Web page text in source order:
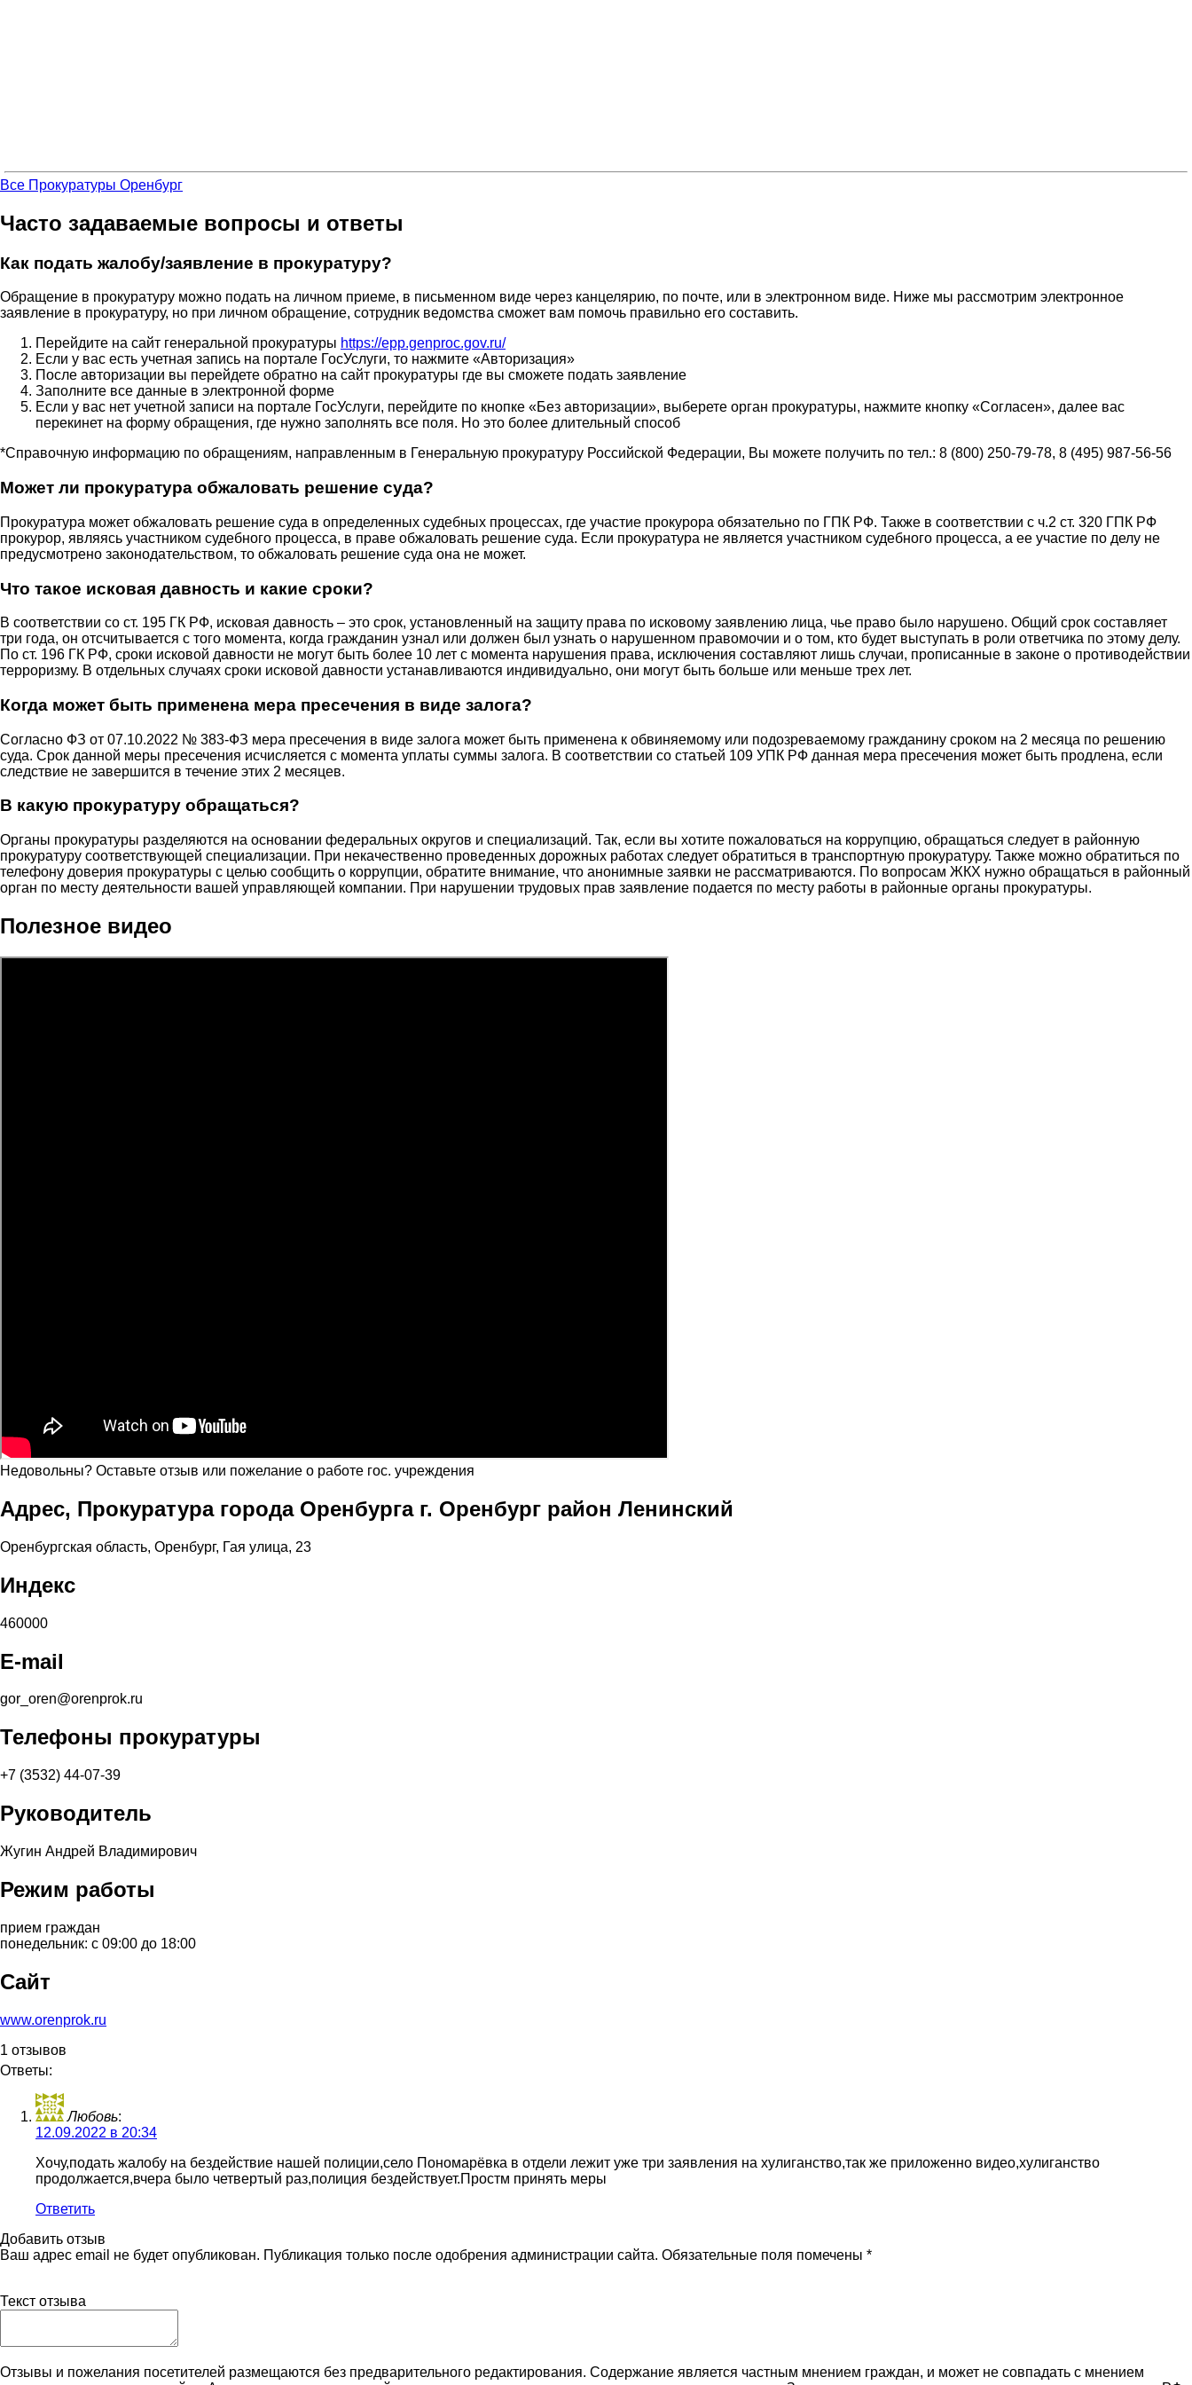
Все Прокуратуры Оренбург
Часто задаваемые вопросы и ответы
Как подать жалобу/заявление в прокуратуру?
Обращение в прокуратуру можно подать на личном приеме, в письменном виде через канцелярию, по почте, или в электронном виде. Ниже мы рассмотрим электронное
заявление в прокуратуру, но при личном обращение, сотрудник ведомства сможет вам помочь правильно его составить.
Перейдите на сайт генеральной прокуратуры https://epp.genproc.gov.ru/
Если у вас есть учетная запись на портале ГосУслуги, то нажмите «Авторизация»
После авторизации вы перейдете обратно на сайт прокуратуры где вы сможете подать заявление
Заполните все данные в электронной форме
Если у вас нет учетной записи на портале ГосУслуги, перейдите по кнопке «Без авторизации», выберете орган прокуратуры, нажмите кнопку «Согласен», далее вас
перекинет на форму обращения, где нужно заполнять все поля. Но это более длительный способ
*Справочную информацию по обращениям, направленным в Генеральную прокуратуру Российской Федерации, Вы можете получить по тел.: 8 (800) 250-79-78, 8 (495) 987-56-56
Может ли прокуратура обжаловать решение суда?
Прокуратура может обжаловать решение суда в определенных судебных процессах, где участие прокурора обязательно по ГПК РФ. Также в соответствии с ч.2 ст. 320 ГПК РФ
прокурор, являясь участником судебного процесса, в праве обжаловать решение суда. Если прокуратура не является участником судебного процесса, а ее участие по делу не
предусмотрено законодательством, то обжаловать решение суда она не может.
Что такое исковая давность и какие сроки?
В соответствии со ст. 195 ГК РФ, исковая давность – это срок, установленный на защиту права по исковому заявлению лица, чье право было нарушено. Общий срок составляет
три года, он отсчитывается с того момента, когда гражданин узнал или должен был узнать о нарушенном правомочии и о том, кто будет выступать в роли ответчика по этому делу.
По ст. 196 ГК РФ, сроки исковой давности не могут быть более 10 лет с момента нарушения права, исключения составляют лишь случаи, прописанные в законе о противодействии
терроризму. В отдельных случаях сроки исковой давности устанавливаются индивидуально, они могут быть больше или меньше трех лет.
Когда может быть применена мера пресечения в виде залога?
Согласно ФЗ от 07.10.2022 № 383-ФЗ мера пресечения в виде залога может быть применена к обвиняемому или подозреваемому гражданину сроком на 2 месяца по решению
суда. Срок данной меры пресечения исчисляется с момента уплаты суммы залога. В соответствии со статьей 109 УПК РФ данная мера пресечения может быть продлена, если
следствие не завершится в течение этих 2 месяцев.
В какую прокуратуру обращаться?
Органы прокуратуры разделяются на основании федеральных округов и специализаций. Так, если вы хотите пожаловаться на коррупцию, обращаться следует в районную
прокуратуру соответствующей специализации. При некачественно проведенных дорожных работах следует обратиться в транспортную прокуратуру. Также можно обратиться по
телефону доверия прокуратуры с целью сообщить о коррупции, обратите внимание, что анонимные заявки не рассматриваются. По вопросам ЖКХ нужно обращаться в районный
орган по месту деятельности вашей управляющей компании. При нарушении трудовых прав заявление подается по месту работы в районные органы прокуратуры.
Полезное видео
Недовольны? Оставьте отзыв или пожелание о работе гос. учреждения
Адрес, Прокуратура города Оренбурга г. Оренбург район Ленинский
Оренбургская область, Оренбург, Гая улица, 23
Индекс
460000
E-mail
gor_oren@orenprok.ru
Телефоны прокуратуры
+7 (3532) 44-07-39
Руководитель
Жугин Андрей Владимирович
Режим работы
прием граждан
понедельник: с 09:00 до 18:00
Сайт
www.orenprok.ru
1 отзывов
Ответы:
Любовь:
12.09.2022 в 20:34
Хочу,подать жалобу на бездействие нашей полиции,село Пономарёвка в отдели лежит уже три заявления на хулиганство,так же приложенно видео,хулиганство
продолжается,вчера было четвертый раз,полиция бездействует.Простм принять меры
Ответить
Добавить отзыв
Ваш адрес email не будет опубликован. Публикация только после одобрения администрации сайта. Обязательные поля помечены *
Текст отзыва
Отзывы и пожелания посетителей размещаются без предварительного редактирования. Содержание является частным мнением граждан, и может не совпадать с мнением